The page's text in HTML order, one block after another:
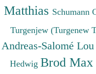
Matthias Schumann
Turgenjew (Turgenew
Andreas-Salomé Lou
Hedwig Brod Max